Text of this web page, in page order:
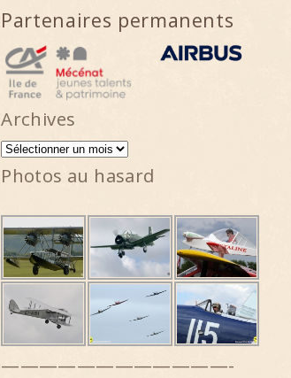
Partenaires permanents
Archives
Archives
Photos au hasard
————————————-